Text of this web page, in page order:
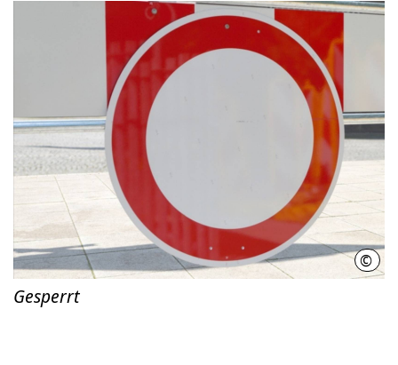
© LHH
Gesperrt